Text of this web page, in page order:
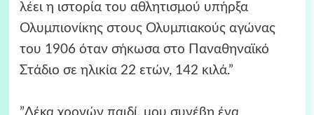
λέει η ιστορία του αθλητισμού υπήρξα
Ολυμπιονίκης στους Ολυμπιακούς αγώνας
του 1906 όταν σήκωσα στο Παναθηναϊκό
Στάδιο σε ηλικία 22 ετών, 142 κιλά.”